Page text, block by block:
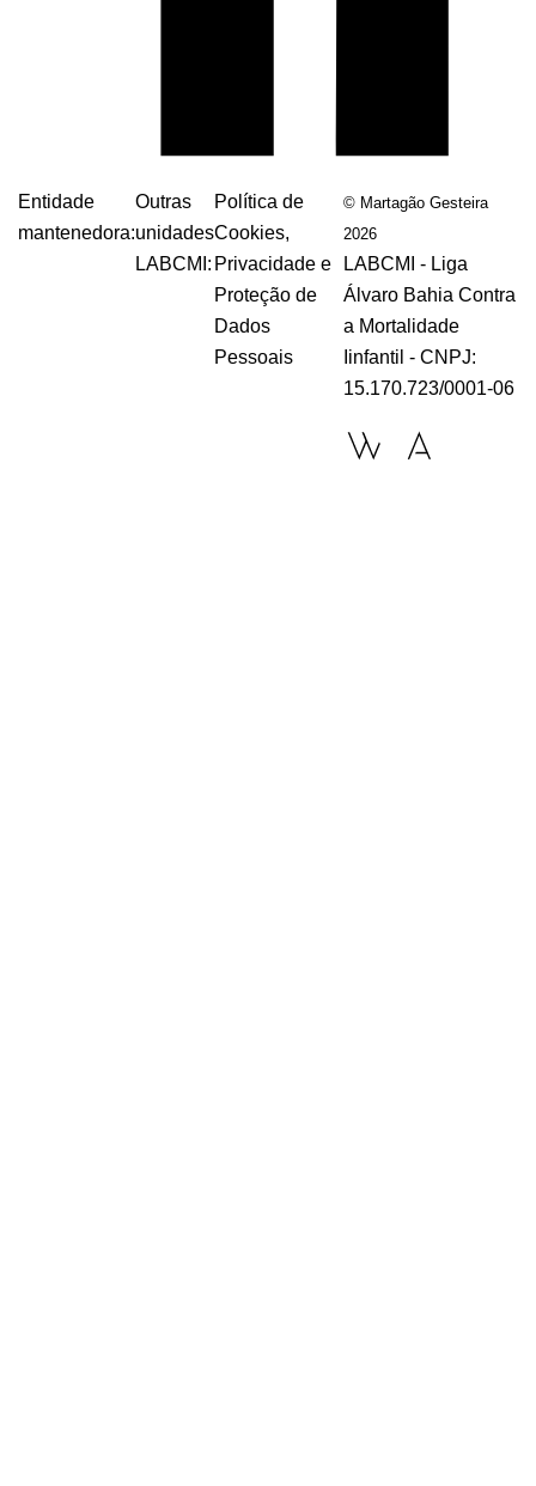
Entidade
mantenedora:
Outras
unidades
LABCMI:
Política de
Cookies,
Privacidade e
Proteção de
Dados
Pessoais
© Martagão Gesteira
2026
LABCMI - Liga
Álvaro Bahia Contra
a Mortalidade
Iinfantil - CNPJ:
15.170.723/0001-06